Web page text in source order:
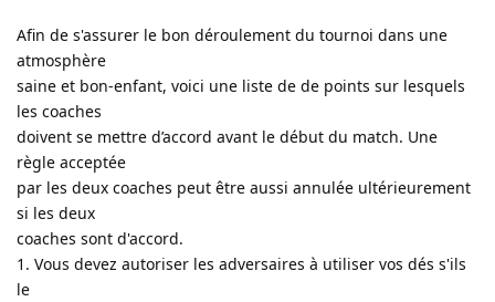
Afin de s'assurer le bon déroulement du tournoi dans une
atmosphère
saine et bon-enfant, voici une liste de de points sur lesquels
les coaches
doivent se mettre d’accord avant le début du match. Une
règle acceptée
par les deux coaches peut être aussi annulée ultérieurement
si les deux
coaches sont d'accord.
1. Vous devez autoriser les adversaires à utiliser vos dés s'ils
le